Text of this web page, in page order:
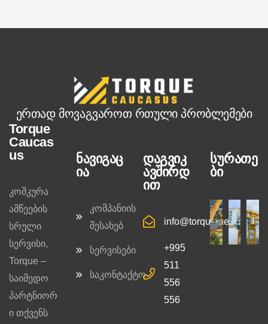
ერთად მოვაგვაროთ რთული პრობლემები
Torque
Caucas
us
კოშკურა
ამწეების
სრული
სერვისი,
Torque –
საიმედო
პარტნიორ
ი თქვენს
ნავიგაც
ია
კომპანიის
შესახებ
სერვისები
საკონტაქტო
დაგვიკ
ავშირდ
ით
info@torque.ge
+995
511
556
556
სურათე
ბი